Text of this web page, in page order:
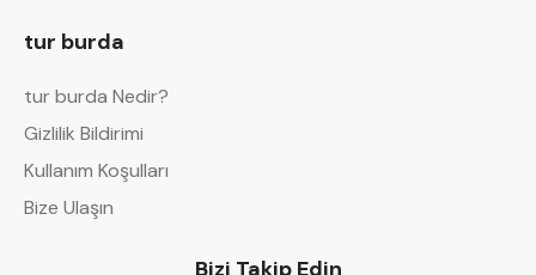
tur burda
tur burda Nedir?
Gizlilik Bildirimi
Kullanım Koşulları
Bize Ulaşın
Bizi Takip Edin